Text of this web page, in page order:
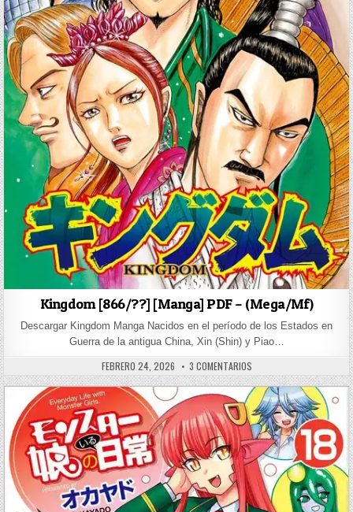
Kingdom [866/??] [Manga] PDF – (Mega/Mf)
Descargar Kingdom Manga Nacidos en el período de los Estados en
Guerra de la antigua China, Xin (Shin) y Piao…
PUBLISHED DATE:
FEBRERO 24, 2026 3 COMENTARIOSEN KINGDOM [866/??]